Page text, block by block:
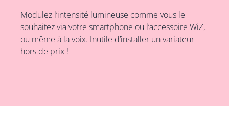
Modulez l’intensité lumineuse comme vous le
souhaitez via votre smartphone ou l’accessoire WiZ,
ou même à la voix. Inutile d’installer un variateur
hors de prix !